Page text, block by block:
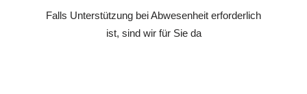
Falls Unterstützung bei Abwesenheit erforderlich
ist, sind wir für Sie da